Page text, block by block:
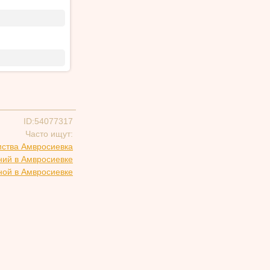
ID:54077317
Часто ищут:
Амвросиевка
в Амвросиевке
в Амвросиевке